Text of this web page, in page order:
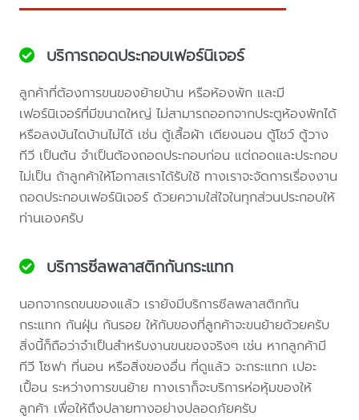
บริการถอดประกอบเฟอร์นิเจอร์
ลูกค้าที่ต้องการขนของย้ายบ้าน หรือห้องพัก และมี
เฟอร์นิเจอร์ที่มีขนาดใหญ่ ไม่สามารถออกจากประตูห้องพักได้
หรือลงบันไดบ้านไม่ได้ เช่น ตู้เสื้อผ้า เตียงนอน ตู้โชว์ ตู้วาง
ทีวี เป็นต้น จำเป็นต้องถอดประกอบก่อน แต่ถอดและประกอบ
ไม่เป็น ถ้าลูกค้าให้โอกาสเราได้รับใช้ ทางเราจะจัดการเรื่องงาน
ถอดประกอบเฟอร์นิเจอร์ ด้วยความใส่ใจในทุกส่วนประกอบให้
ท่านเองครับ
บริการซีลพลาสติกกันกระแทก
นอกจากรถขนของแล้ว เรายังมีบริการซีลพลาสติกกัน
กระแทก กันฝุ่น กันรอย ให้กับของที่ลูกค้าจะขนย้ายด้วยครับ
สิ่งนี้ก็ถือว่าจำเป็นสำหรับงานขนของจริงๆ เช่น หากลูกค้ามี
ทีวี โซฟา ที่นอน หรือสิ่งของอื่น ที่ดูแล้ว จะกระแทก เปอะ
เปื้อน ระหว่างการขนย้าย ทางเราก็จะบริการห่อหุ้มของให้
ลูกค้า เพื่อให้ถึงปลายทางอย่างปลอดภัยครับ